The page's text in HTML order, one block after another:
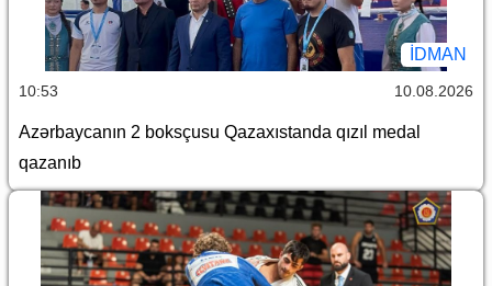
İDMAN
10:53 10.08.2026
Azərbaycanın 2 boksçusu Qazaxıstanda qızıl medal
qazanıb